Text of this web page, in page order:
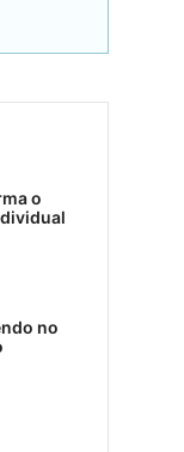
o
no